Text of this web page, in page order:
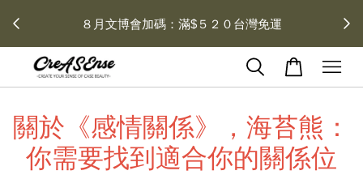
８月文博會加碼：滿$５２０台灣免運
關於《感情關係》，海苔熊：
你需要找到適合你的關係位